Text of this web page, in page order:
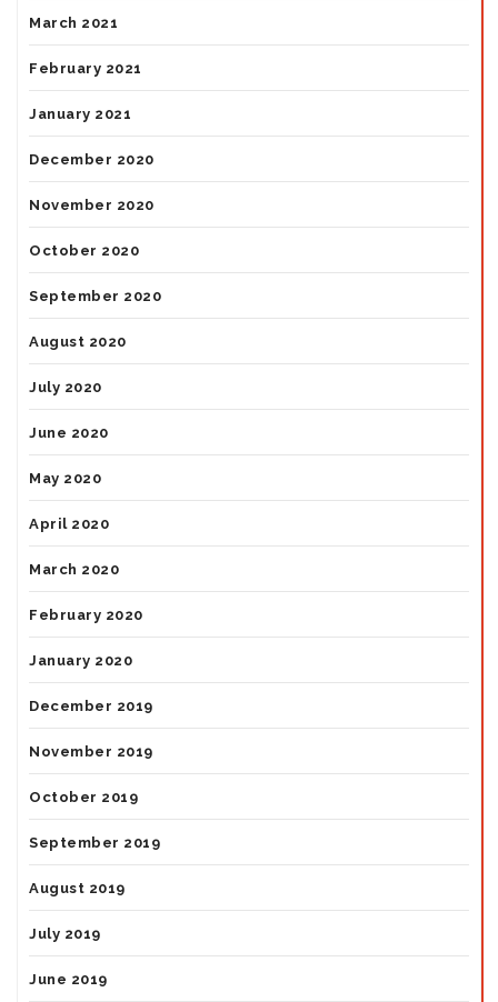
March 2021
February 2021
January 2021
December 2020
November 2020
October 2020
September 2020
August 2020
July 2020
June 2020
May 2020
April 2020
March 2020
February 2020
January 2020
December 2019
November 2019
October 2019
September 2019
August 2019
July 2019
June 2019